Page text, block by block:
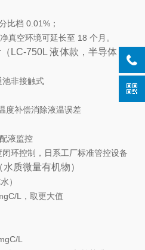
比档 0.01%；
真空环境可延长至 18 个月。
LC-750L 液体款，半导体 IPA/
池非接触式
度补偿消除液温误差
液监控
环控制，日系工厂标准管控设备
质微量有机物）
）
L，取更大值
L